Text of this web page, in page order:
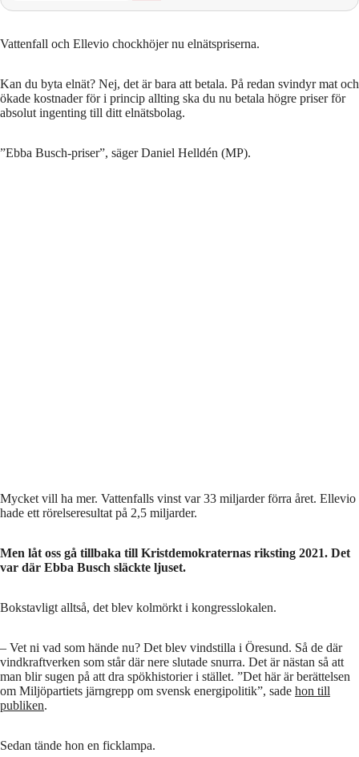
Vattenfall och Ellevio chockhöjer nu elnätspriserna.
Kan du byta elnät? Nej, det är bara att betala. På redan svindyr mat och
ökade kostnader för i princip allting ska du nu betala högre priser för
absolut ingenting till ditt elnätsbolag.
”Ebba Busch-priser”, säger Daniel Helldén (MP).
Mycket vill ha mer. Vattenfalls vinst var 33 miljarder förra året. Ellevio
hade ett rörelseresultat på 2,5 miljarder.
Men låt oss gå tillbaka till Kristdemokraternas riksting 2021. Det
var där Ebba Busch släckte ljuset.
Bokstavligt alltså, det blev kolmörkt i kongresslokalen.
– Vet ni vad som hände nu? Det blev vindstilla i Öresund. Så de där
vindkraftverken som står där nere slutade snurra. Det är nästan så att
man blir sugen på att dra spökhistorier i stället. ”Det här är berättelsen
om Miljöpartiets järngrepp om svensk energipolitik”, sade hon till
publiken.
Sedan tände hon en ficklampa.